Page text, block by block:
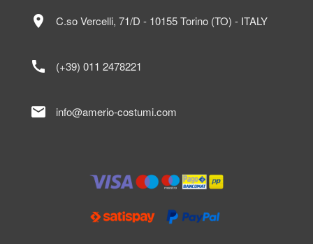
location_on C.so Vercelli, 71/D - 10155 Torino (TO) - ITALY
call (+39) 011 2478221
mail info@amerio-costumi.com